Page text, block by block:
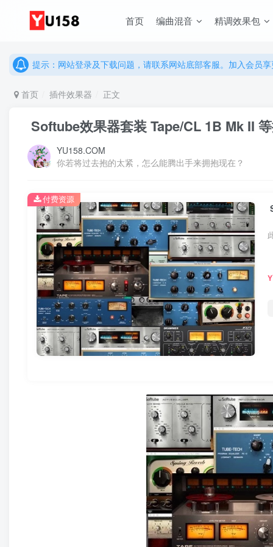
首页 编曲混音 精调效果包
提示：网站登录及下载问题，请联系网站底部客服。加入会员
提示：网站登录及下载问题，请联系网站底部客服。加入会员
首页 插件效果器 正文
Softube效果器套装 Tape/CL 1B Mk II
YU158.COM
你若将过去抱的太紧，怎么能腾出手来拥抱现在？
付费资源